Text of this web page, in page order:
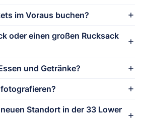
im Voraus buchen?
oder einen großen Rucksack
und Getränke?
Standort in der 33 Lower